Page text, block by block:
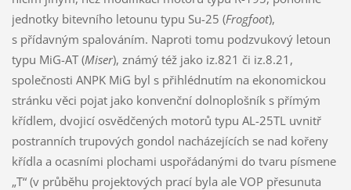
jednotky bitevního letounu typu Su-25 (Frogfoot),
s přídavným spalováním. Naproti tomu podzvukový letoun
typu MiG-AT (Miser), známý též jako iz.821 či iz.8.21,
společnosti ANPK MiG byl s přihlédnutím na ekonomickou
stránku věci pojat jako konvenční dolnoplošník s přímým
křídlem, dvojicí osvědčených motorů typu AL-25TL uvnitř
postranních trupových gondol nacházejících se nad kořeny
křídla a ocasními plochami uspořádanými do tvaru písmene
„T“ (v průběhu projektových prací byla ale VOP přesunuta